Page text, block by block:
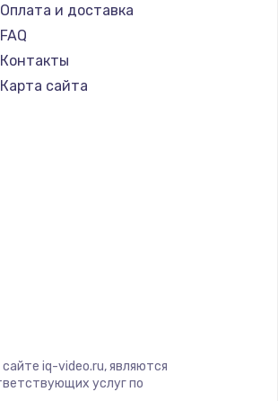
Оплата и доставка
FAQ
Контакты
Карта сайта
iq-video.ru, являются
услуг по